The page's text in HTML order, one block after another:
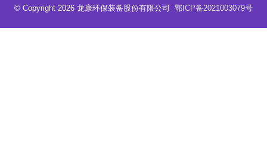
© Copyright 2026 龙康环保装备股份有限公司 鄂ICP备2021003079号